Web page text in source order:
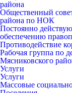
района
Общественный
района по НОК
Постоянно
обеспечению
Противодействие
Рабочая группа по
Мясниковского
Услуги
Услуги
Массовые